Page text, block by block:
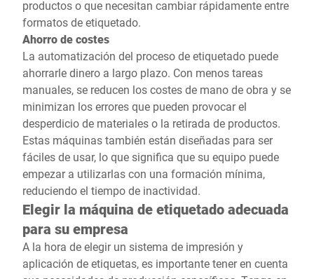
productos o que necesitan cambiar rápidamente entre
formatos de etiquetado.
Ahorro de costes
La automatización del proceso de etiquetado puede
ahorrarle dinero a largo plazo. Con menos tareas
manuales, se reducen los costes de mano de obra y se
minimizan los errores que pueden provocar el
desperdicio de materiales o la retirada de productos.
Estas máquinas también están diseñadas para ser
fáciles de usar, lo que significa que su equipo puede
empezar a utilizarlas con una formación mínima,
reduciendo el tiempo de inactividad.
Elegir la máquina de etiquetado adecuada
para su empresa
A la hora de elegir un sistema de impresión y
aplicación de etiquetas, es importante tener en cuenta